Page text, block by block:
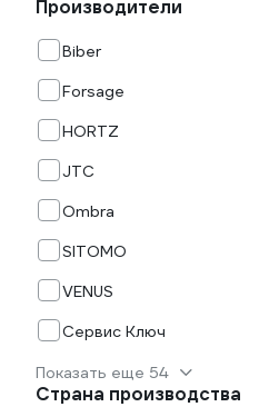
Производители
Biber
Forsage
HORTZ
JTC
Ombra
SITOMO
VENUS
Сервис Ключ
Показать еще 54
Страна производства